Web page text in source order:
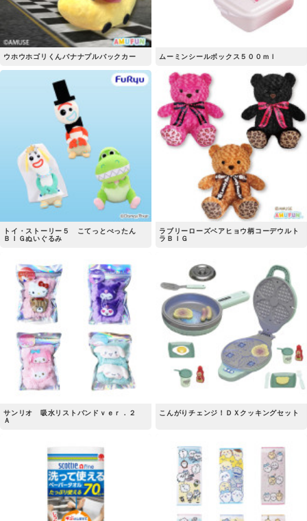
ウホウホゴリくんバナナプルバックカー ムーミンシールボックス５００ｍｌ
トイ・ストーリー５ こてっとぺったん
ＢＩＧぬいぐるみ
ラブリーローズベアヒョウ柄コーデウルト
ラＢＩＧ
サンリオ 吸水リストバンドｖｅｒ．２
Ａ
こんがりチェンジ！ＤＸクッキングセット